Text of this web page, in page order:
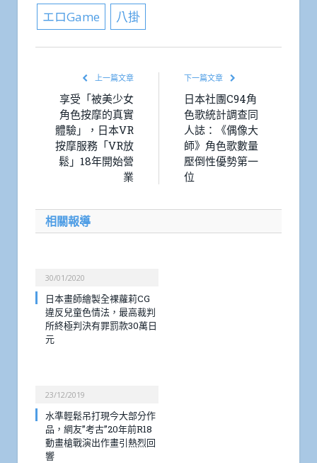
エロGame 八掛
上一篇文章
享受「被美少女
角色按摩的真實
體驗」，日本VR
按摩服務「VR放
鬆」18年開始營
業
下一篇文章
日本社團C94角
色歌統計調查同
人誌：《偶像大
師》角色歌數量
壓倒性優勢第一
位
相關報導
30/01/2020
日本畫師繪製全裸蘿莉CG
違反兒童色情法，最高裁判
所終極判決有罪罰款30萬日
元
23/12/2019
水準輕鬆吊打現今大部分作
品，網友”考古”20年前R18
動畫槍戰演出作畫引熱烈回
響